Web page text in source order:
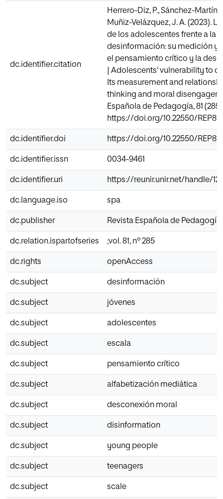
dc.identifier.citation
Herrero-Diz, P., Sánchez-Martín,
Muñiz-Velázquez, J. A. (2023).
de los adolescentes frente a la
desinformación: su medición y
el pensamiento crítico y la
| Adolescents' vulnerability to
Its measurement and
thinking and moral
Española de Pedagogía, 81
https://doi.org/10.22550/
dc.identifier.doi https://doi.org/10.22550/
dc.identifier.issn 0034-9461
dc.identifier.uri https://reunir.unir.net/handle/
dc.language.iso spa
dc.publisher Revista Española de Pedagogía
dc.relation.ispartofseries ;vol. 81, nº 285
dc.rights openAccess
dc.subject desinformación
dc.subject jóvenes
dc.subject adolescentes
dc.subject escala
dc.subject pensamiento crítico
dc.subject alfabetización mediática
dc.subject desconexión moral
dc.subject disinformation
dc.subject young people
dc.subject teenagers
dc.subject scale